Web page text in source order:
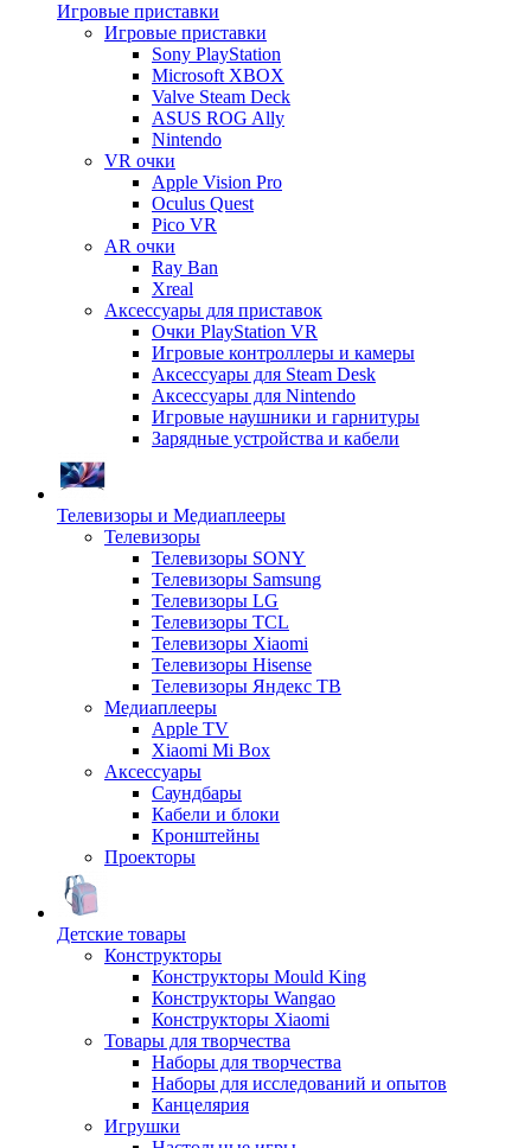
Игровые приставки
Игровые приставки
Sony PlayStation
Microsoft XBOX
Valve Steam Deck
ASUS ROG Ally
Nintendo
VR очки
Apple Vision Pro
Oculus Quest
Pico VR
AR очки
Ray Ban
Xreal
Аксессуары для приставок
Очки PlayStation VR
Игровые контроллеры и камеры
Аксессуары для Steam Desk
Аксессуары для Nintendo
Игровые наушники и гарнитуры
Зарядные устройства и кабели
Телевизоры и Медиаплееры
Телевизоры
Телевизоры SONY
Телевизоры Samsung
Телевизоры LG
Телевизоры TCL
Телевизоры Xiaomi
Телевизоры Hisense
Телевизоры Яндекс ТВ
Медиаплееры
Apple TV
Xiaomi Mi Box
Аксессуары
Саундбары
Кабели и блоки
Кронштейны
Проекторы
Детские товары
Конструкторы
Конструкторы Mould King
Конструкторы Wangao
Конструкторы Xiaomi
Товары для творчества
Наборы для творчества
Наборы для исследований и опытов
Канцелярия
Игрушки